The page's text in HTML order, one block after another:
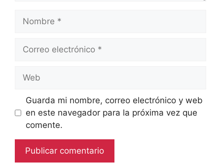
electrónico
Guarda mi nombre, correo electrónico y web
en este navegador para la próxima vez que
comente.